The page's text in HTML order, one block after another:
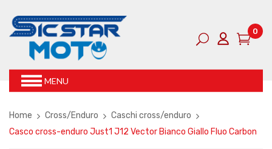
0
MENU
Home Cross/Enduro
Caschi cross/enduro
Casco cross-enduro Just1 J12 Vector Bianco Giallo Fluo Carbon